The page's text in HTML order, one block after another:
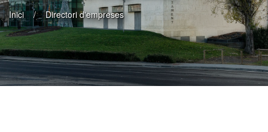
Inici Directori d'empreses